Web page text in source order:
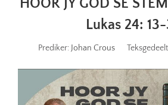
HOOR JY GOD SE
Lukas 24:
Prediker: Johan Crous